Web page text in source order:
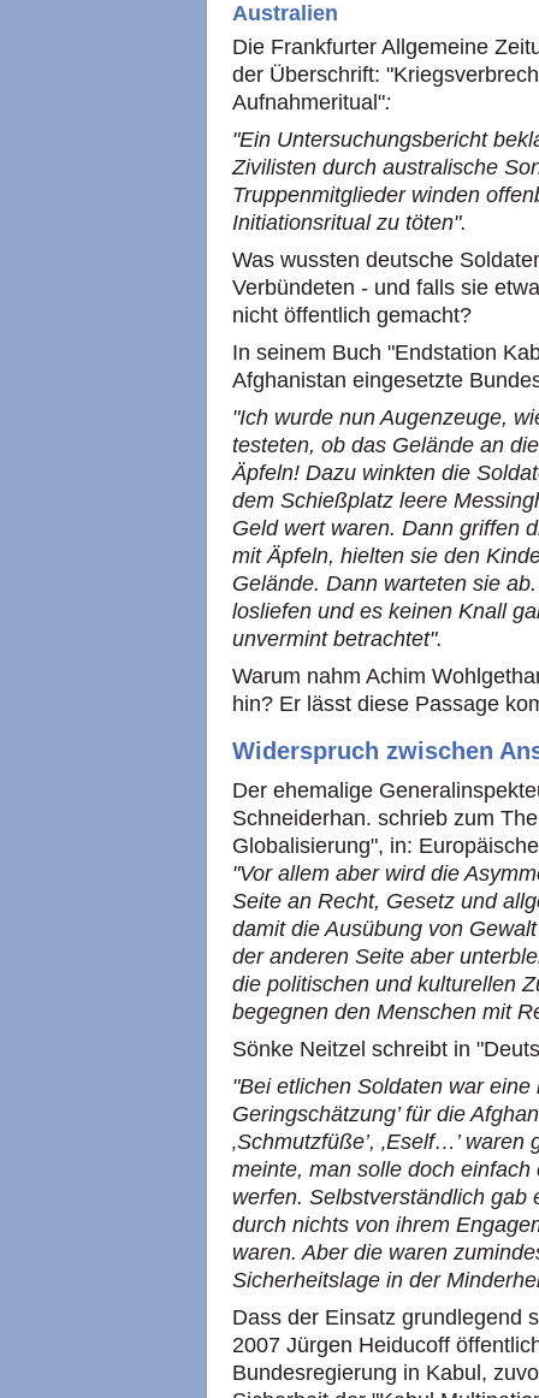
Australien
Die Frankfurter Allgemeine
der Überschrift:
Aufnahmeritual":
"Ein Untersuchungsbericht
Zivilisten durch australische
Truppenmitglieder winden
Initiationsritual zu töten".
Was wussten deutsche
Verbündeten - und falls sie
nicht öffentlich gemacht?
In seinem Buch "Endstation
Afghanistan eingesetzte
"Ich wurde nun Augenzeuge,
testeten, ob das Gelände an
Äpfeln! Dazu winkten die
dem Schießplatz leere
Geld wert waren. Dann griffen
mit Äpfeln, hielten sie den
Gelände. Dann warteten sie
losliefen und es keinen Knall
unvermint betrachtet".
Warum nahm Achim
hin? Er lässt diese Passage
Widerspruch zwischen
Der ehemalige
Schneiderhan. schrieb zum
Globalisierung", in:
"Vor allem aber wird die
Seite an Recht, Gesetz und
damit die Ausübung von
der anderen Seite aber
die politischen und kulturellen
begegnen den Menschen mit
Sönke Neitzel schreibt in
"Bei etlichen Soldaten war
Geringschätzung’ für die
‚Schmutzfüße’, ‚Eself…’
meinte, man solle doch
werfen. Selbstverständlich gab
durch nichts von ihrem
waren. Aber die waren
Sicherheitslage in der
Dass der Einsatz grundlegend
2007 Jürgen Heiducoff
Bundesregierung in Kabul,